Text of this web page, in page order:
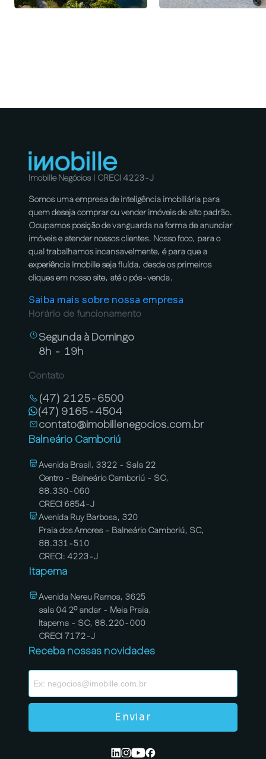
Imobille Negócios | CRECI 4223-J
Somos uma empresa de inteligência imobiliária para
quem deseja comprar ou vender imóveis de alto padrão.
Ocupamos posição de vanguarda na forma de anunciar
imóveis e atender nossos clientes. Nosso foco, para o
qual trabalhamos incansavelmente, é para que a
experiência Imobille seja fluída, desde os primeiros
cliques em nosso site, até o pós-venda.
Saiba mais sobre nossa empresa
Horário de funcionamento
Segunda à Domingo
8h - 19h
Contato
(47) 2125-6500
(47) 9165-4504
contato@imobillenegocios.com.br
Balneário Camboriú
Avenida Brasil, 3322 - Sala 22
Centro - Balneário Camboriú - SC,
88.330-060
CRECI 6854-J
Avenida Ruy Barbosa, 320
Praia dos Amores - Balneário Camboriú, SC,
88.331-510
CRECI: 4223-J
Itapema
Avenida Nereu Ramos, 3625
sala 04 2º andar - Meia Praia,
Itapema - SC, 88.220-000
CRECI 7172-J
Receba nossas novidades
Enviar